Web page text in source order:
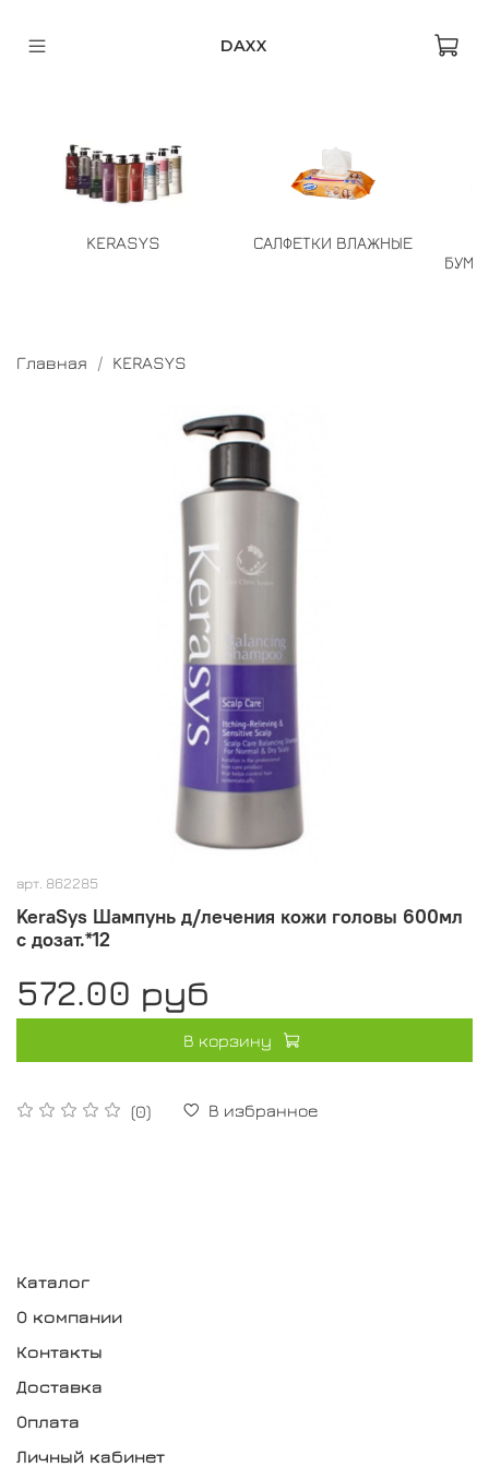
DAXX
KERASYS
САЛФЕТКИ ВЛАЖНЫЕ
Главная KERASYS
арт. 862285
KeraSys Шампунь д/лечения кожи головы 600мл
с дозат.*12
(0) В избранное
572.00 руб
В корзину
Каталог
О компании
Контакты
Доставка
Оплата
Личный кабинет